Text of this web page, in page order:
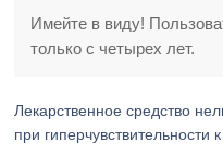
Имейте в виду!
только с четырех лет.
Лекарственное средство
при гиперчувствительности